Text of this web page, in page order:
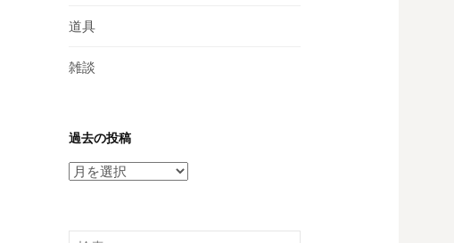
道具
雑談
過去の投稿
過
投
検